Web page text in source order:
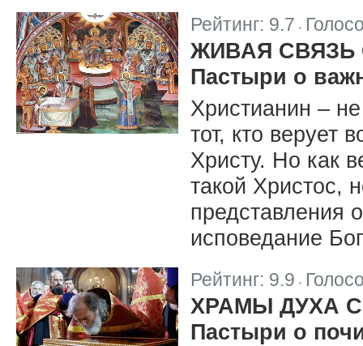
Рейтинг: 9.7
ЖИВАЯ СВЯЗЬ
Пастыри о
Христианин –
тот, кто верует
Христу. Но как
такой Христос,
представления
исповедание
Рейтинг: 9.9
ХРАМЫ ДУХА
Пастыри о